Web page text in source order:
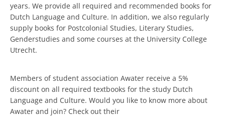
years. We provide all required and recommended books for
Dutch Language and Culture. In addition, we also regularly
supply books for Postcolonial Studies, Literary Studies,
Genderstudies and some courses at the University College
Utrecht.
Members of student association Awater receive a 5%
discount on all required textbooks for the study Dutch
Language and Culture. Would you like to know more about
Awater and join? Check out their